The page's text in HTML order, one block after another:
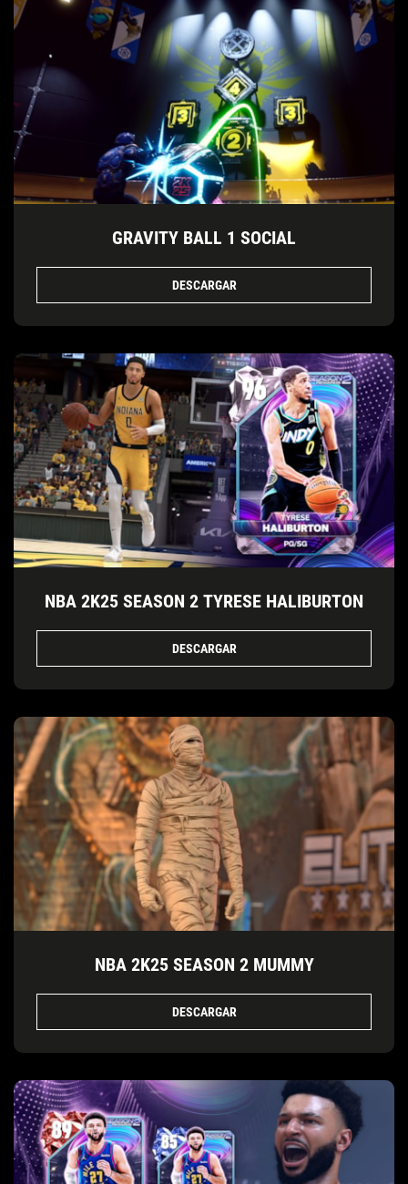
GRAVITY BALL 1 SOCIAL
DESCARGAR
NBA 2K25 SEASON 2 TYRESE HALIBURTON
DESCARGAR
NBA 2K25 SEASON 2 MUMMY
DESCARGAR